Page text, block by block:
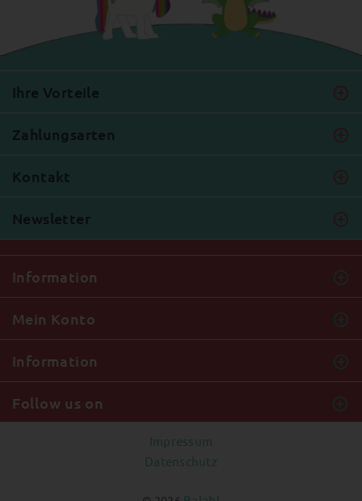
Ihre Vorteile
Zahlungsarten
Kontakt
Newsletter
Information
Mein Konto
Information
Follow us on
Impressum
Datenschutz